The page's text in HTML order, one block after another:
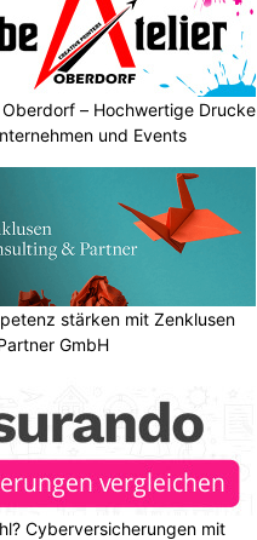
– Hochwertige Drucke
und Events
stärken mit Zenklusen
GmbH
Cyberversicherungen mit